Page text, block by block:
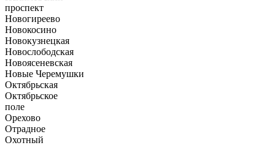
проспект
Новогиреево
Новокосино
Новокузнецкая
Новослободская
Новоясеневская
Новые Черемушки
Октябрьская
Октябрьское
поле
Орехово
Отрадное
Охотный